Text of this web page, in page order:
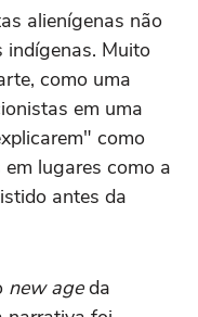
alienígenas não
indígenas. Muito
como uma
em uma
como
lugares como a
antes da
new ageda